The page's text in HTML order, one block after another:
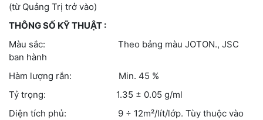
(từ Quảng Trị trở vào)
THÔNG SỐ KỸ THUẬT :
Màu sắc: Theo bảng màu JOTON., JSC
ban hành
Hàm lượng rắn: Min. 45 %
Tỷ trọng: 1.35 ± 0.05 g/ml
Diện tích phủ: 9 ÷ 12m²/lít/lớp. Tùy thuộc vào